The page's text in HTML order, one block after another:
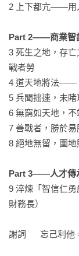
2 上下都亢
Part 2——商業智
3 死生之地，存
戰者勞
4 道天地將法——
5 兵聞拙速，未
6 無窮如天地，
7 善戰者，勝於
8 絕地無留，圍
Part 3——人才傳
9 淬煉「智信仁
財務長）
謝詞      忘己利他